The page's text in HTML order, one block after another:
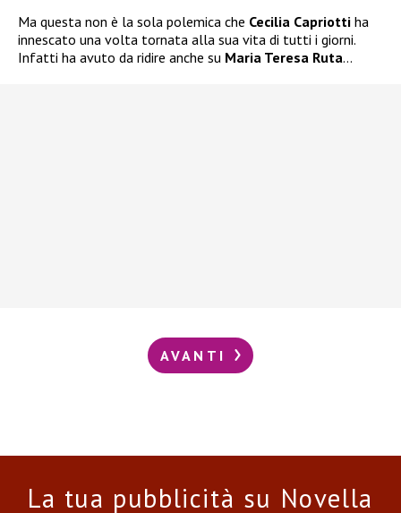
Ma questa non è la sola polemica che Cecilia Capriotti ha
innescato una volta tornata alla sua vita di tutti i giorni.
Infatti ha avuto da ridire anche su Maria Teresa Ruta…
AVANTI
La tua pubblicità su Novella